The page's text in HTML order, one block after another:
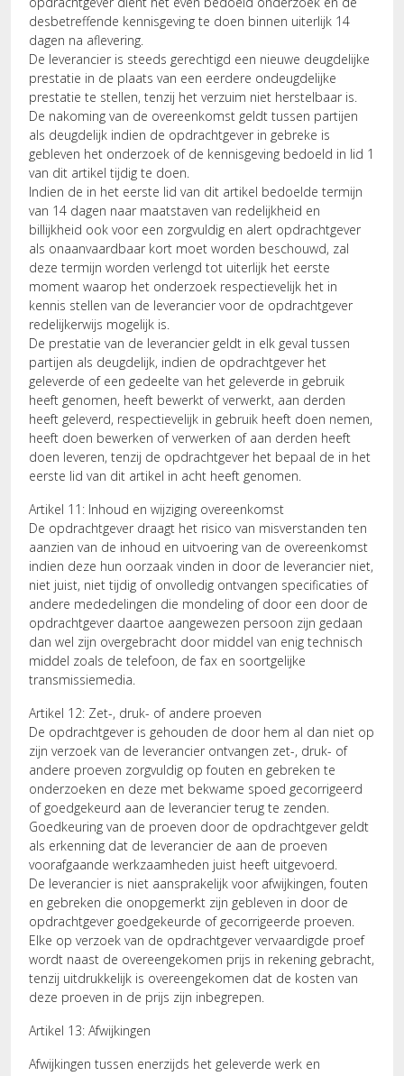
desbetreffende kennisgeving te doen binnen uiterlijk 14
dagen na aflevering.
De leverancier is steeds gerechtigd een nieuwe deugdelijke
prestatie in de plaats van een eerdere ondeugdelijke
prestatie te stellen, tenzij het verzuim niet herstelbaar is.
De nakoming van de overeenkomst geldt tussen partijen
als deugdelijk indien de opdrachtgever in gebreke is
gebleven het onderzoek of de kennisgeving bedoeld in lid 1
van dit artikel tijdig te doen.
Indien de in het eerste lid van dit artikel bedoelde termijn
van 14 dagen naar maatstaven van redelijkheid en
billijkheid ook voor een zorgvuldig en alert opdrachtgever
als onaanvaardbaar kort moet worden beschouwd, zal
deze termijn worden verlengd tot uiterlijk het eerste
moment waarop het onderzoek respectievelijk het in
kennis stellen van de leverancier voor de opdrachtgever
redelijkerwijs mogelijk is.
De prestatie van de leverancier geldt in elk geval tussen
partijen als deugdelijk, indien de opdrachtgever het
geleverde of een gedeelte van het geleverde in gebruik
heeft genomen, heeft bewerkt of verwerkt, aan derden
heeft geleverd, respectievelijk in gebruik heeft doen nemen,
heeft doen bewerken of verwerken of aan derden heeft
doen leveren, tenzij de opdrachtgever het bepaal de in het
eerste lid van dit artikel in acht heeft genomen.
Artikel 11: Inhoud en wijziging overeenkomst
De opdrachtgever draagt het risico van misverstanden ten
aanzien van de inhoud en uitvoering van de overeenkomst
indien deze hun oorzaak vinden in door de leverancier niet,
niet juist, niet tijdig of onvolledig ontvangen specificaties of
andere mededelingen die mondeling of door een door de
opdrachtgever daartoe aangewezen persoon zijn gedaan
dan wel zijn overgebracht door middel van enig technisch
middel zoals de telefoon, de fax en soortgelijke
transmissiemedia.
Artikel 12: Zet-, druk- of andere proeven
De opdrachtgever is gehouden de door hem al dan niet op
zijn verzoek van de leverancier ontvangen zet-, druk- of
andere proeven zorgvuldig op fouten en gebreken te
onderzoeken en deze met bekwame spoed gecorrigeerd
of goedgekeurd aan de leverancier terug te zenden.
Goedkeuring van de proeven door de opdrachtgever geldt
als erkenning dat de leverancier de aan de proeven
voorafgaande werkzaamheden juist heeft uitgevoerd.
De leverancier is niet aansprakelijk voor afwijkingen, fouten
en gebreken die onopgemerkt zijn gebleven in door de
opdrachtgever goedgekeurde of gecorrigeerde proeven.
Elke op verzoek van de opdrachtgever vervaardigde proef
wordt naast de overeengekomen prijs in rekening gebracht,
tenzij uitdrukkelijk is overeengekomen dat de kosten van
deze proeven in de prijs zijn inbegrepen.
Artikel 13: Afwijkingen
Afwijkingen tussen enerzijds het geleverde werk en